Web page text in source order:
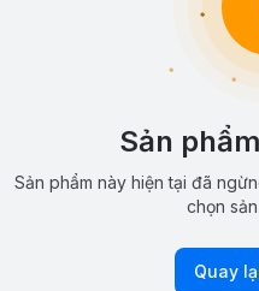
Sản
Sản phẩm này hiện tại đã
chọn
Quay